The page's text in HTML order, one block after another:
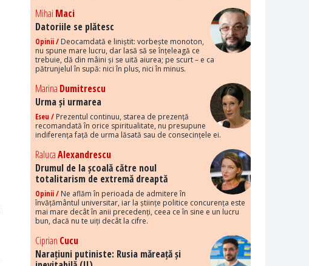
Mihai Maci
Datoriile se plătesc
Opinii / Deocamdată e liniștit: vorbește monoton,
nu spune mare lucru, dar lasă să se înțeleagă ce
trebuie, dă din mâini și se uită aiurea; pe scurt – e ca
pătrunjelul în supă: nici în plus, nici în minus.
Marina Dumitrescu
Urma și urmarea
Eseu / Prezentul continuu, starea de prezență
recomandată în orice spiritualitate, nu presupune
indiferența față de urma lăsată sau de consecințele ei.
RalucaAlexandrescu
Drumul de la școală către noul
totalitarism de extremă dreaptă
Opinii / Ne aflăm în perioada de admitere în
învățământul universitar, iar la științe politice concurența este
mai mare decât în anii precedenți, ceea ce în sine e un lucru
bun, dacă nu te uiți decât la cifre.
Ciprian Cucu
Narațiuni putiniste: Rusia măreață și